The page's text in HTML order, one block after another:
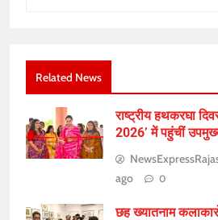
Related News
राष्ट्रीय हथकरघा
2026’ में पहुंचीं
ago
0
छह ख्यातनाम